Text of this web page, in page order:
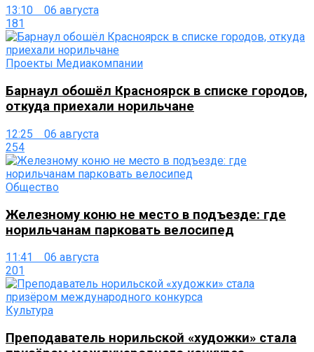
13:10 06 августа
181
Проекты Медиакомпании
Барнаул обошёл Красноярск в списке городов,
откуда приехали норильчане
12:25 06 августа
254
Общество
Железному коню не место в подъезде: где
норильчанам парковать велосипед
11:41 06 августа
201
Культура
Преподаватель норильской «художки» стала